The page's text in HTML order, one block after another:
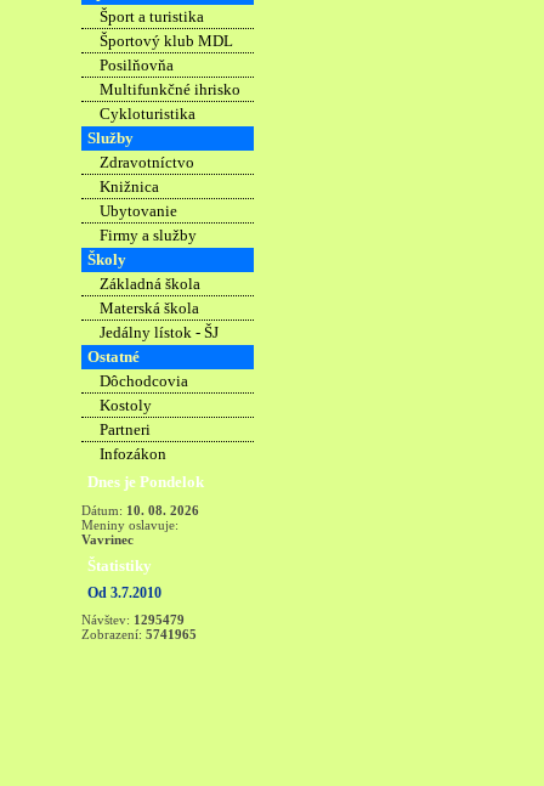
Šport a turistika
Športový klub MDL
Posilňovňa
Multifunkčné ihrisko
Cykloturistika
Služby
Zdravotníctvo
Knižnica
Ubytovanie
Firmy a služby
Školy
Základná škola
Materská škola
Jedálny lístok - ŠJ
Ostatné
Dôchodcovia
Kostoly
Partneri
Infozákon
Dnes je Pondelok
Dátum: 10. 08. 2026
Meniny oslavuje:
Vavrinec
Štatistiky
Od 3.7.2010
Návštev: 1295479
Zobrazení: 5741965